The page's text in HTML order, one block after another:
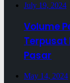
July 19, 2024
Volume
Terpusat
Pasar
May 14, 2024